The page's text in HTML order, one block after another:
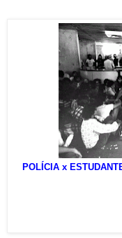
POLÍCIA x